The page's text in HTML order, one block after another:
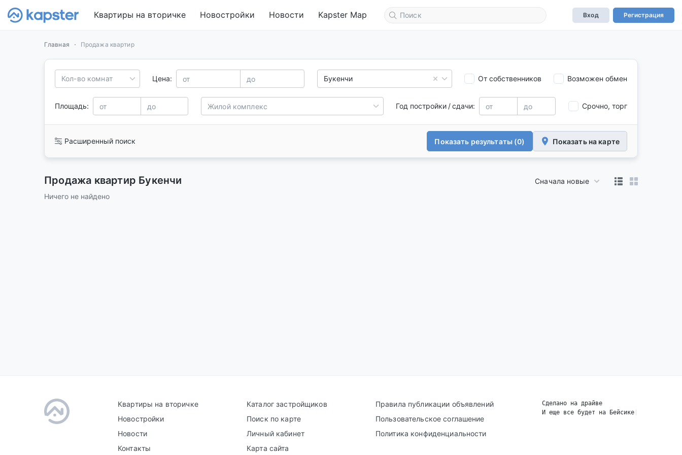
Квартиры на вторичке Новостройки Новости Kapster Map Вход Регистрация
Главная Продажа квартир
Кол-во комнат Цена: Букенчи От собственников Возможен обмен
Площадь: Год постройки / сдачи: Срочно, торг
Расширенный поиск Показать результаты (0) Показать на карте
Продажа квартир Букенчи
Сначала новые
Ничего не найдено
Квартиры на вторичке
Новостройки
Новости
Контакты
Каталог застройщиков
Поиск по карте
Личный кабинет
Карта сайта
Правила публикации объявлений
Пользовательское соглашение
Политика конфиденциальности
Сделано на драйве
И еще все будет на Бейсике